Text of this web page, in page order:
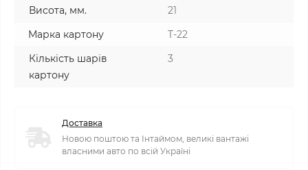
Висота, мм.
21
Марка картону
T-22
Кількість шарів
картону
3
Доставка
Новою поштою та Інтаймом, великі вантажі
власними авто по всій Україні